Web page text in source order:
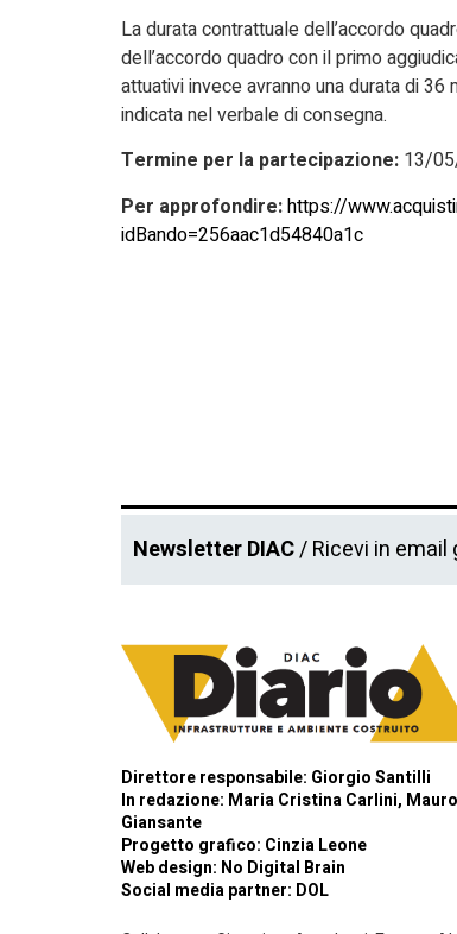
La durata contrattuale dell’accordo
dell’accordo quadro con il primo
attuativi invece avranno una durata di
indicata nel verbale di consegna.
Termine per la partecipazione: 13/
Per approfondire:https://
idBando=256aac1d54840a1c
Newsletter DIAC/ Ricevi in
Direttore responsabile: Giorgio Santilli
In redazione: Maria Cristina Carlini, Mauro
Giansante
Progetto grafico: Cinzia Leone
Web design: No Digital Brain
Social media partner: DOL